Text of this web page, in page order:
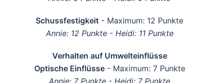
Schussfestigkeit - Maximum: 12 Punkte
Annie: 12 Punkte - Heidi: 11 Punkte
Verhalten auf Umwelteinflüsse
Optische Einflüsse- Maximum: 7 Punkte
Annie: 7 Punkte - Heidi: 7 Punkte